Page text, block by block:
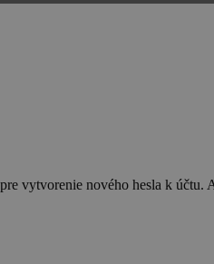
vytvorenie nového hesla k